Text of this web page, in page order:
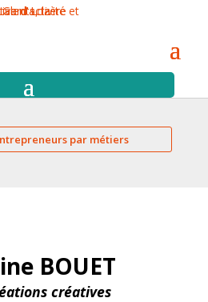
par métiers
BOUET
créatives